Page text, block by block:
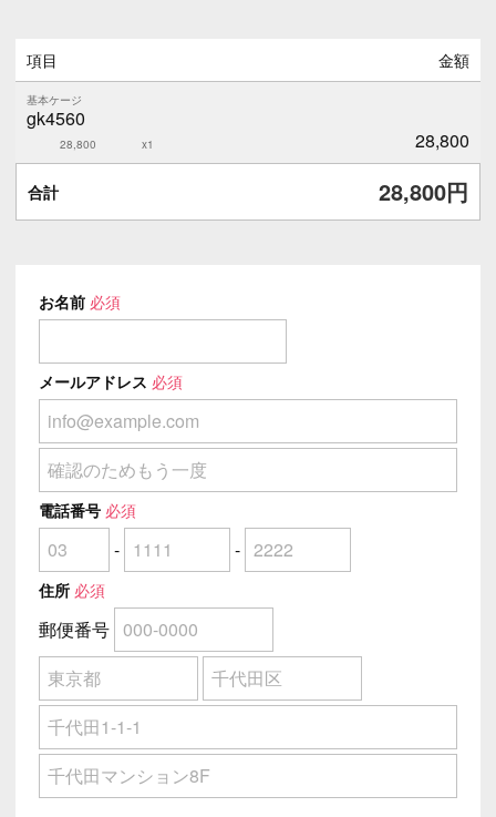
項目 金額
基本ケージ
gk4560
28,800 x1 28,800
合計 28,800円
お名前 必須
メールアドレス 必須
電話番号 必須
- -
住所 必須
郵便番号